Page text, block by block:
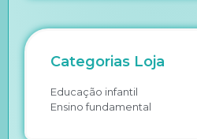
Categorias Loja
Educação infantil
Ensino fundamental